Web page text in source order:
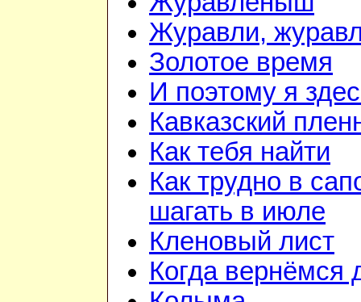
Журавли,
Золотое время
И поэтому я
Кавказский
Как тебя найти
Как трудно в
шагать в июле
Кленовый лист
Когда вернёмся